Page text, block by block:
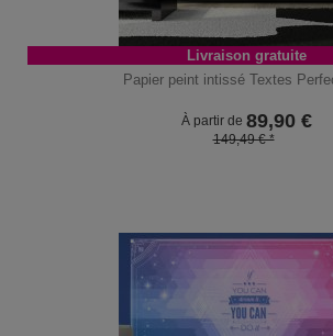
Livraison gratuite
Papier peint intissé Textes
À partir de 89,90€
149,49 € *